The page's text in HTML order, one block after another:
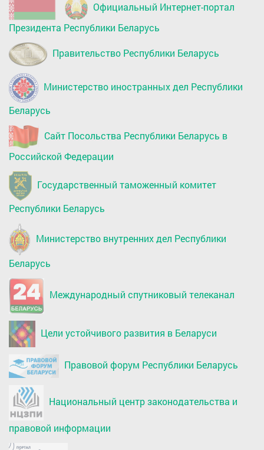
Официальный Интернет-портал
Президента Республики Беларусь
Правительство Республики Беларусь
Министерство иностранных дел Республики
Беларусь
Сайт Посольства Республики Беларусь в
Российской Федерации
Государственный таможенный комитет
Республики Беларусь
Министерство внутренних дел Республики
Беларусь
Международный спутниковый телеканал
Цели устойчивого развития в Беларуси
Правовой форум Республики Беларусь
Национальный центр законодательства и
правовой информации